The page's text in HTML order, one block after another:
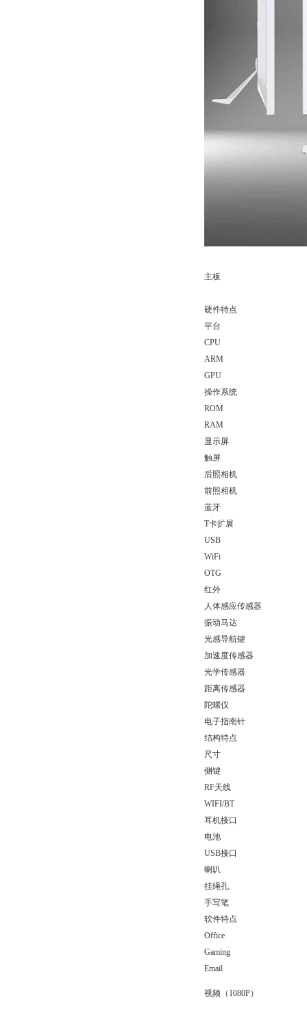
主板
硬件特点
平台
CPU
ARM
GPU
操作系统
ROM
RAM
显示屏
触屏
后照相机
前照相机
蓝牙
T卡扩展
USB
WiFi
OTG
红外
人体感应传感器
振动马达
光感导航键
加速度传感器
光学传感器
距离传感器
陀螺仪
电子指南针
结构特点
尺寸
侧键
RF天线
WIFI/BT
耳机接口
电池
USB接口
喇叭
挂绳孔
手写笔
软件特点
Office
Gaming
Email
视频（1080P）